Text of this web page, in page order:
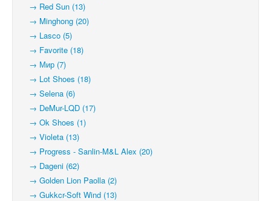
→ Red Sun (13)
→ Minghong (20)
→ Lasco (5)
→ Favorite (18)
→ Мир (7)
→ Lot Shoes (18)
→ Selena (6)
→ DeMur-LQD (17)
→ Ok Shoes (1)
→ Violeta (13)
→ Progress - Sanlin-M&L Alex (20)
→ Dageni (62)
→ Golden Lion Paolla (2)
→ Gukkcr-Soft Wind (13)